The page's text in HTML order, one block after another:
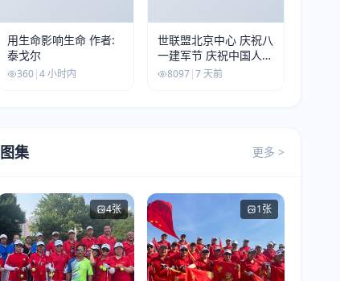
用生命影响生命 作者:
泰戈尔
360|4 小时内
世联盟北京中心 庆祝八
一建军节 庆祝中国人民
解放军建军99周年
8097|7 天前
图集 更多 >
4张 1张